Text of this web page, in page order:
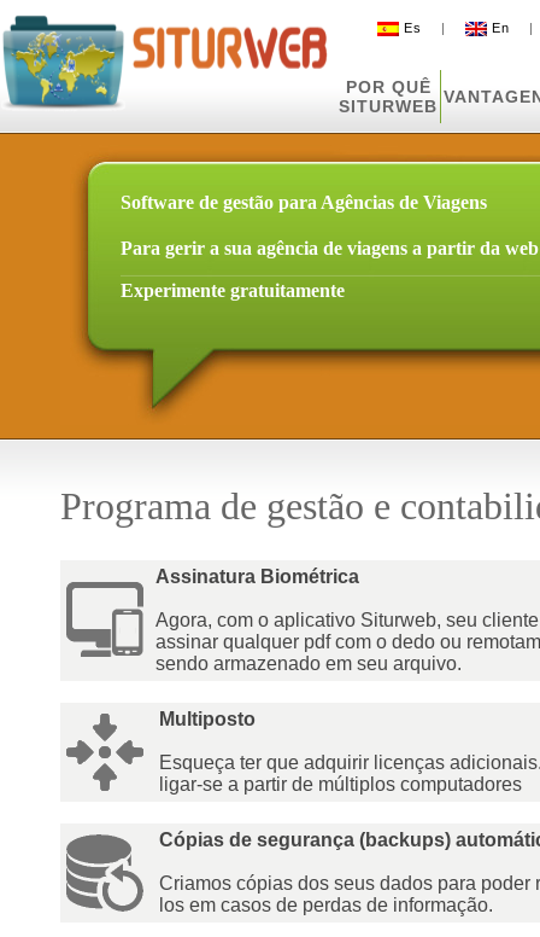
Es | En
POR QUÊ
SITURWEB
Software de gestão para Agências de Viagens
Para gerir a sua agência de viagens a partir da web
Experimente gratuitamente
Programa de gestão e
Assinatura Biométrica
Agora, com o aplicativo Siturweb, seu
assinar qualquer pdf com o dedo ou
sendo armazenado em seu arquivo.
Multiposto
Esqueça ter que adquirir licenças
ligar-se a partir de múltiplos computadores
Cópias de segurança (backups)
Criamos cópias dos seus dados para poder
los em casos de perdas de informação.